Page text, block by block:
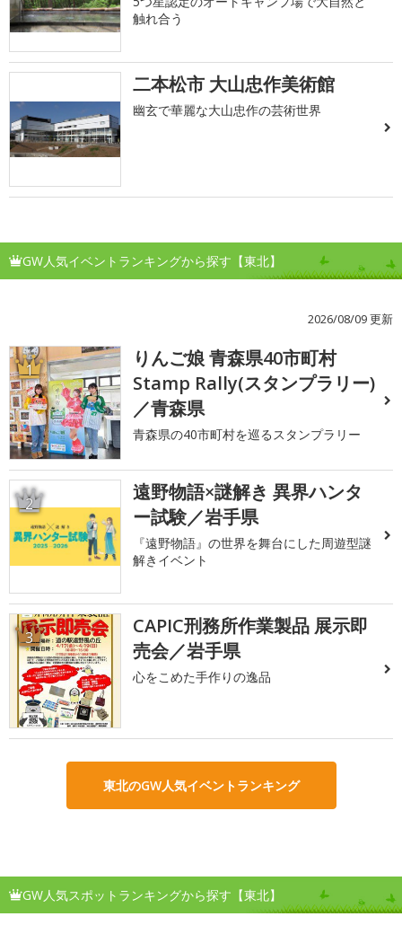
触れ合う
二本松市 大山忠作美術館
幽玄で華麗な大山忠作の芸術世界
GW人気イベントランキングから探す【東北】
2026/08/09 更新
1
りんご娘 青森県40市町村
Stamp Rally(スタンプラリー)
／青森県
青森県の40市町村を巡るスタンプラリー
2
遠野物語×謎解き 異界ハンタ
ー試験／岩手県
『遠野物語』の世界を舞台にした周遊型謎
解きイベント
3
CAPIC刑務所作業製品 展示即
売会／岩手県
心をこめた手作りの逸品
東北のGW人気イベントランキング
GW人気スポットランキングから探す【東北】